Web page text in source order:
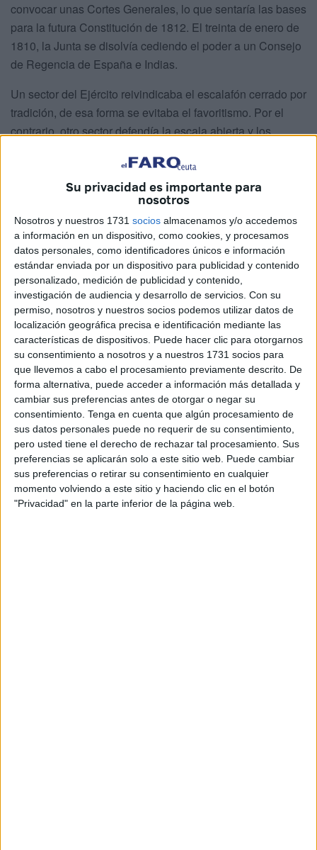
Su privacidad es importante para
nosotros
Nosotros y nuestros 1731 socios almacenamos y/o accedemos
a información en un dispositivo, como cookies, y procesamos
datos personales, como identificadores únicos e información
estándar enviada por un dispositivo para publicidad y contenido
personalizado, medición de publicidad y contenido,
investigación de audiencia y desarrollo de servicios. Con su
permiso, nosotros y nuestros socios podemos utilizar datos de
localización geográfica precisa e identificación mediante las
características de dispositivos. Puede hacer clic para otorgarnos
su consentimiento a nosotros y a nuestros 1731 socios para
que llevemos a cabo el procesamiento previamente descrito. De
forma alternativa, puede acceder a información más detallada y
cambiar sus preferencias antes de otorgar o negar su
consentimiento. Tenga en cuenta que algún procesamiento de
sus datos personales puede no requerir de su consentimiento,
pero usted tiene el derecho de rechazar tal procesamiento. Sus
preferencias se aplicarán solo a este sitio web. Puede cambiar
sus preferencias o retirar su consentimiento en cualquier
momento volviendo a este sitio y haciendo clic en el botón
"Privacidad" en la parte inferior de la página web.
convocar unas Cortes Generales, lo que sentaría las bases
para la futura Constitución de 1812. El treinta de enero de
1810, la Junta se disolvía cediendo el poder a un Consejo
de Regencia de España e Indias.
Un sector del Ejército reivindicaba el escalafón cerrado por
tradición, de esa forma se evitaba el favoritismo. Por el
contrario, otro sector defendía la escala abierta y los
más capaces o más entregados. Esta discusión, cuyos
orígenes se encuentran en las primeras campañas
africanas, se agravó cuando las Juntas de Defensa,
creadas en principio para exigir mejoras laborales y
salariales, adoptaron la reivindicación de la supresión de
los ascensos por méritos. De esta forma nació la división
entre junteros y africanistas.
Los Africanistas, se consideraban la verdadera élite del
ejército, curtida en el combate real y en condiciones
extremas. Eran partidarios de un ejército de acción.
Defendían los ascensos por "méritos de guerra". Esto les
permitía ascender con gran rapidez. Solían ser autoritarios,
nacionalistas e implicados en la Campaña de Marruecos,
destacando figuras como Franco, Millán-Astray, Sanjurjo,
Varela y Mola.